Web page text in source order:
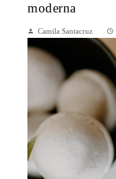
moderna
Camila Santacruz